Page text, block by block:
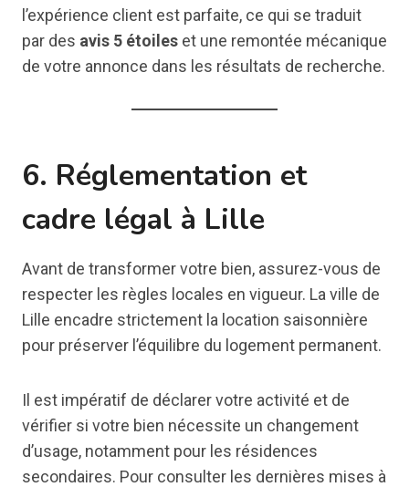
l’expérience client est parfaite, ce qui se traduit
par des avis 5 étoiles et une remontée mécanique
de votre annonce dans les résultats de recherche.
6. Réglementation et
cadre légal à Lille
Avant de transformer votre bien, assurez-vous de
respecter les règles locales en vigueur. La ville de
Lille encadre strictement la location saisonnière
pour préserver l’équilibre du logement permanent.
Il est impératif de déclarer votre activité et de
vérifier si votre bien nécessite un changement
d’usage, notamment pour les résidences
secondaires. Pour consulter les dernières mises à